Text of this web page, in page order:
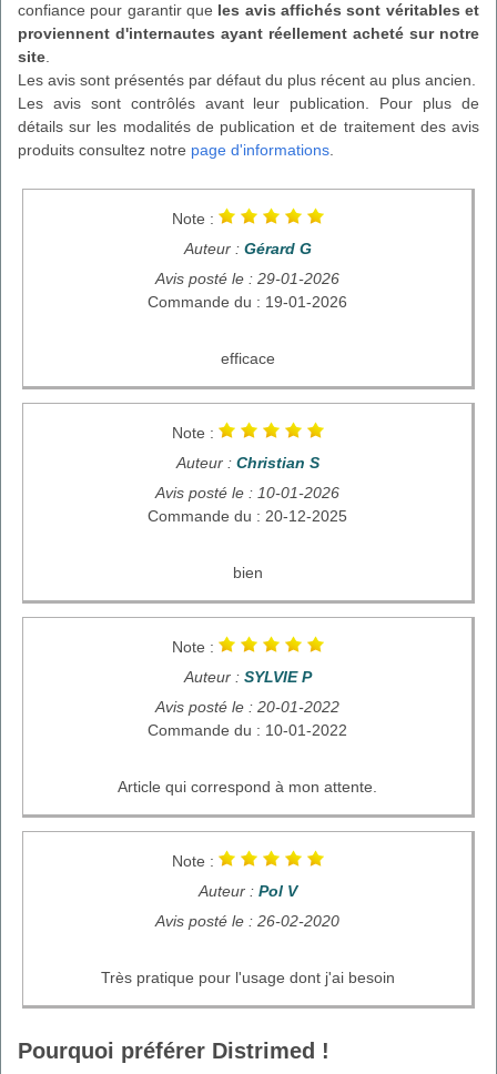
confiance pour garantir que les avis affichés sont véritables et
proviennent d'internautes ayant réellement acheté sur notre
site
Les avis sont présentés par défaut du plus récent au plus ancien.
Les avis sont contrôlés avant leur publication. Pour plus de
détails sur les modalités de publication et de traitement des avis
produits consultez notre page d'informations
Note :
Auteur : Gérard G
Avis posté le : 29-01-2026
Commande du : 19-01-2026
efficace
Note :
Auteur : Christian S
Avis posté le : 10-01-2026
Commande du : 20-12-2025
bien
Note :
Auteur : SYLVIE P
Avis posté le : 20-01-2022
Commande du : 10-01-2022
Article qui correspond à mon attente.
Note :
Auteur : Pol V
Avis posté le : 26-02-2020
Très pratique pour l'usage dont j'ai besoin
Pourquoi préférer Distrimed !